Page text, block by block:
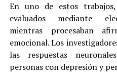
En uno de estos
evaluados mediante
mientras procesaban
emocional. Los
las respuestas
personas con depresión y